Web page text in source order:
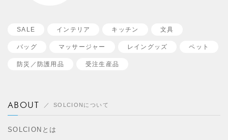
SALE インテリア キッチン 文具
バッグ マッサージャー レイングッズ ペット
防災／ 防護用品 受注生産品
ABOUT SOLCIONについて
SOLCIONとは